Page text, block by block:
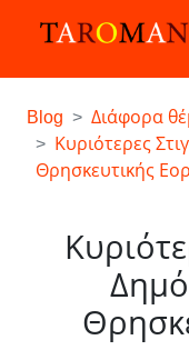
Blog
Διάφορα
Κυριότερες
Θρησκευτικής